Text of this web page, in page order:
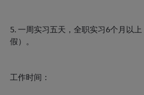
5. 一周实习五天，全职实习6个月以
假）。
工作时间：